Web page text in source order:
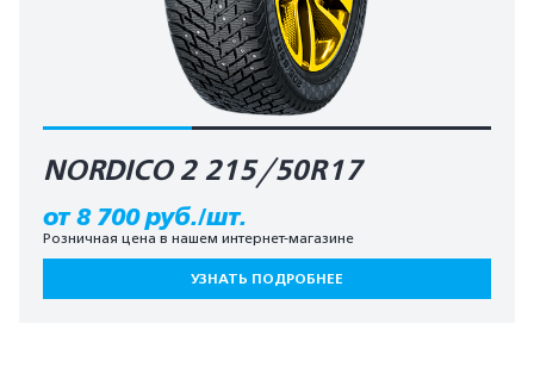
NORDICO 2 215/50R17
от 8 700 руб./шт.
Розничная цена в нашем интернет-магазине
УЗНАТЬ ПОДРОБНЕЕ